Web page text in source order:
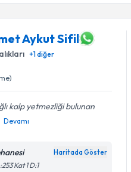
Aykut Sifil
+1diğer
kalp yetmezliği bulunan
Devamı
Haritada Göster
Kat 1 D:1